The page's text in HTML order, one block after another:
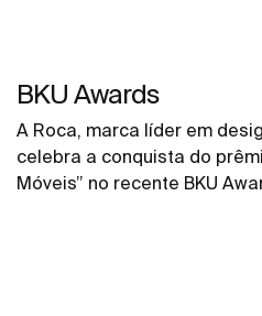
BKU Awards
A Roca, marca líder em
celebra a conquista do
Móveis” no recente BKU